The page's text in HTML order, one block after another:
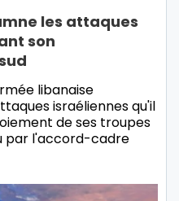
les attaques
son
libanaise
israéliennes qu'il
de ses troupes
par l'accord-cadre